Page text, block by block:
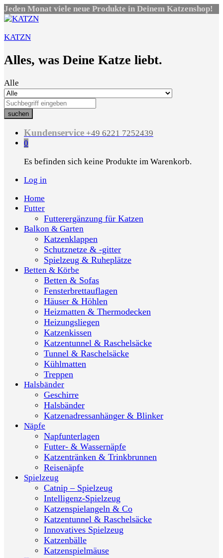
Jeden Monat viele neue Produkte in Deinem Katzenshop!
KATZN
Alles, was Deine Katze liebt.
Alle
suchen
Kundenservice +49 6221 7252439
0
Es befinden sich keine Produkte im Warenkorb.
Log in
Home
Futter
Futterergänzung für Katzen
Balkon & Garten
Katzenklappen
Schutznetze & -gitter
Spielzeug & Ruheplätze
Betten & Körbe
Betten & Sofas
Fensterbrettauflagen
Häuser & Höhlen
Heizmatten & Thermodecken
Heizungsliegen
Katzenkissen
Katzentunnel & Raschelsäcke
Tunnel & Raschelsäcke
Kühlmatten
Treppen
Halsbänder
Geschirre
Halsbänder
Katzenadressanhänger & Blinker
Näpfe
Napfunterlagen
Futter- & Wassernäpfe
Katzentränken & Trinkbrunnen
Reisenäpfe
Spielzeug
Catnip – Spielzeug
Intelligenz-Spielzeug
Katzenspielangeln & Co
Katzentunnel & Raschelsäcke
Innovatives Spielzeug
Katzenbälle
Katzenspielmäuse